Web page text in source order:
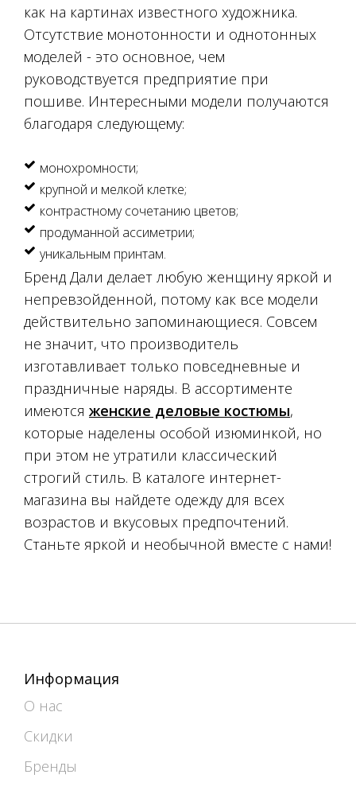
как на картинах известного художника.
Отсутствие монотонности и однотонных
моделей - это основное, чем
руководствуется предприятие при
пошиве. Интересными модели получаются
благодаря следующему:
монохромности;
крупной и мелкой клетке;
контрастному сочетанию цветов;
продуманной ассиметрии;
уникальным принтам.
Бренд Дали делает любую женщину яркой и
непревзойденной, потому как все модели
действительно запоминающиеся. Совсем
не значит, что производитель
изготавливает только повседневные и
праздничные наряды. В ассортименте
имеются женские деловые костюмы,
которые наделены особой изюминкой, но
при этом не утратили классический
строгий стиль. В каталоге интернет-
магазина вы найдете одежду для всех
возрастов и вкусовых предпочтений.
Станьте яркой и необычной вместе с нами!
Информация
О нас
Скидки
Бренды